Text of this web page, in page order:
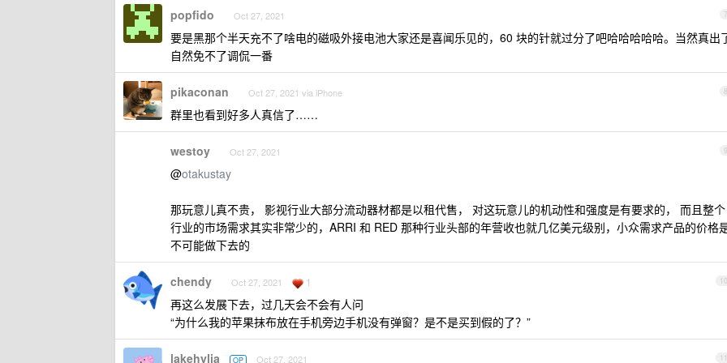
7
popfido Oct 27, 2021
要是黑那个半天充不了啥电的磁吸外接电池大家还是喜闻乐见的，60 块的针就过分了吧哈哈哈哈哈。当然真出
自然免不了调侃一番
8
pikaconan Oct 27, 2021 via iPhone
群里也看到好多人真信了……
9
westoy Oct 27, 2021
@otakustay
那玩意儿真不贵， 影视行业大部分流动器材都是以租代售， 对这玩意儿的机动性和强度是有要求的， 而且整个
行业的市场需求其实非常少的，ARRI 和 RED 那种行业头部的年营收也就几亿美元级别，小众需求产品的价格
不可能做下去的
10
chendy Oct 27, 2021 1
再这么发展下去，过几天会不会有人问
“为什么我的苹果抹布放在手机旁边手机没有弹窗？是不是买到假的了？”
11
lakehylia OP Oct 27, 2021